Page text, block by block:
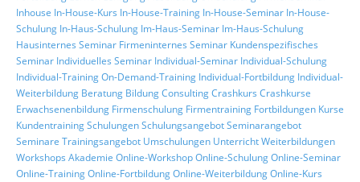
Inhouse In-House-Kurs In-House-Training In-House-Seminar In-House-
Schulung In-Haus-Schulung Im-Haus-Seminar Im-Haus-Schulung
Hausinternes Seminar Firmeninternes Seminar Kundenspezifisches
Seminar Individuelles Seminar Individual-Seminar Individual-Schulung
Individual-TrainingOn-Demand-Training Individual-Fortbildung Individual-
Weiterbildung Beratung BildungConsultingCrashkurs Crashkurse
Erwachsenenbildung Firmenschulung Firmentraining Fortbildungen Kurse
KundentrainingSchulungenSchulungsangebotSeminarangebot
Seminare Trainingsangebot Umschulungen UnterrichtWeiterbildungen
Workshops Akademie Online-WorkshopOnline-SchulungOnline-Seminar
Online-TrainingOnline-FortbildungOnline-WeiterbildungOnline-Kurs